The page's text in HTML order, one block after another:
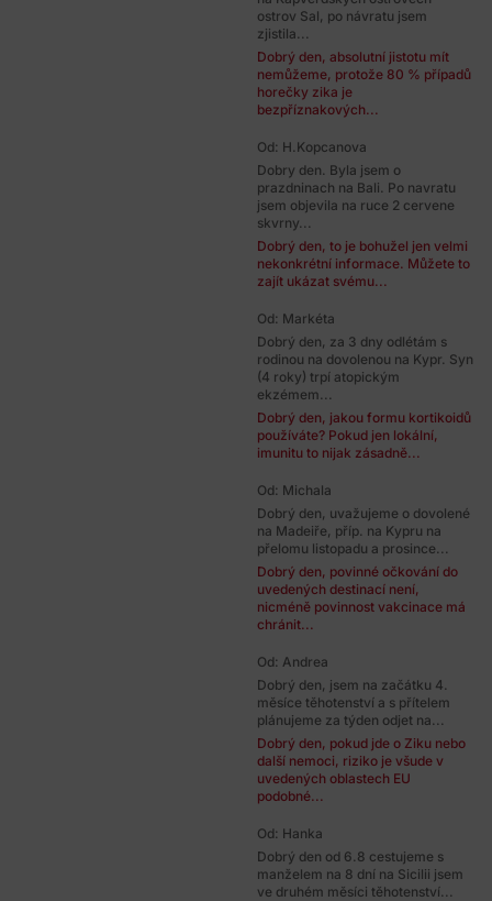
ostrov Sal, po návratu jsem
zjistila...
Dobrý den, absolutní jistotu mít
nemůžeme, protože 80 % případů
horečky zika je
bezpříznakových...
Od: H.Kopcanova
Dobry den. Byla jsem o
prazdninach na Bali. Po navratu
jsem objevila na ruce 2 cervene
skvrny...
Dobrý den, to je bohužel jen velmi
nekonkrétní informace. Můžete to
zajít ukázat svému...
Od: Markéta
Dobrý den, za 3 dny odlétám s
rodinou na dovolenou na Kypr. Syn
(4 roky) trpí atopickým
ekzémem...
Dobrý den, jakou formu kortikoidů
používáte? Pokud jen lokální,
imunitu to nijak zásadně...
Od: Michala
Dobrý den, uvažujeme o dovolené
na Madeiře, příp. na Kypru na
přelomu listopadu a prosince...
Dobrý den, povinné očkování do
uvedených destinací není,
nicméně povinnost vakcinace má
chránit...
Od: Andrea
Dobrý den, jsem na začátku 4.
měsíce těhotenství a s přítelem
plánujeme za týden odjet na...
Dobrý den, pokud jde o Ziku nebo
další nemoci, riziko je všude v
uvedených oblastech EU
podobné...
Od: Hanka
Dobrý den od 6.8 cestujeme s
manželem na 8 dní na Sicilii jsem
ve druhém měsíci těhotenství...